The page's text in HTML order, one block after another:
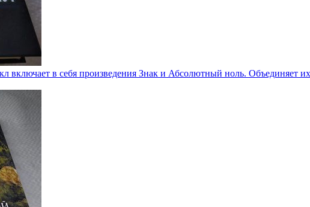
в себя произведения Знак и Абсолютный ноль. Объединяет их